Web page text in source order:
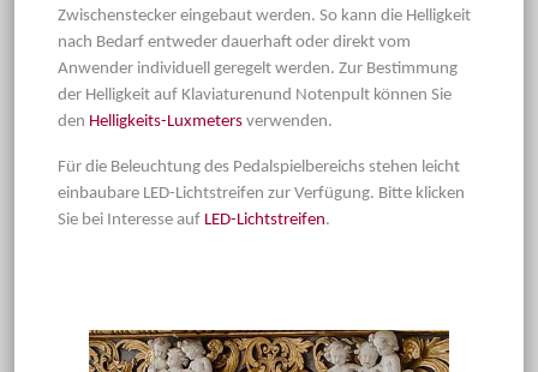
Zwischenstecker eingebaut werden. So kann die Helligkeit
nach Bedarf entweder dauerhaft oder direkt vom
Anwender individuell geregelt werden. Zur Bestimmung
der Helligkeit auf Klaviaturenund Notenpult können Sie
den Helligkeits-Luxmeters verwenden.
Für die Beleuchtung des Pedalspielbereichs stehen leicht
einbaubare LED-Lichtstreifen zur Verfügung. Bitte klicken
Sie bei Interesse auf LED-Lichtstreifen.